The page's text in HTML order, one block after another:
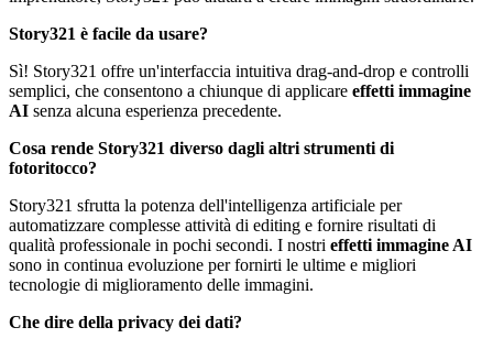
Story321 è facile da usare?
Sì! Story321 offre un'interfaccia intuitiva drag-and-drop e controlli
semplici, che consentono a chiunque di applicare effetti immagine
AI senza alcuna esperienza precedente.
Cosa rende Story321 diverso dagli altri strumenti di
fotoritocco?
Story321 sfrutta la potenza dell'intelligenza artificiale per
automatizzare complesse attività di editing e fornire risultati di
qualità professionale in pochi secondi. I nostri effetti immagine AI
sono in continua evoluzione per fornirti le ultime e migliori
tecnologie di miglioramento delle immagini.
Che dire della privacy dei dati?